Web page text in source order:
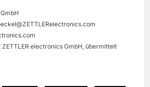
electronics GmbH, übermittelt